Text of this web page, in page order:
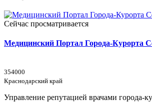
Сейчас просматривается
Медицинский Портал Города-Курорта
354000
Краснодарский край
Управление репутацией врачами города-